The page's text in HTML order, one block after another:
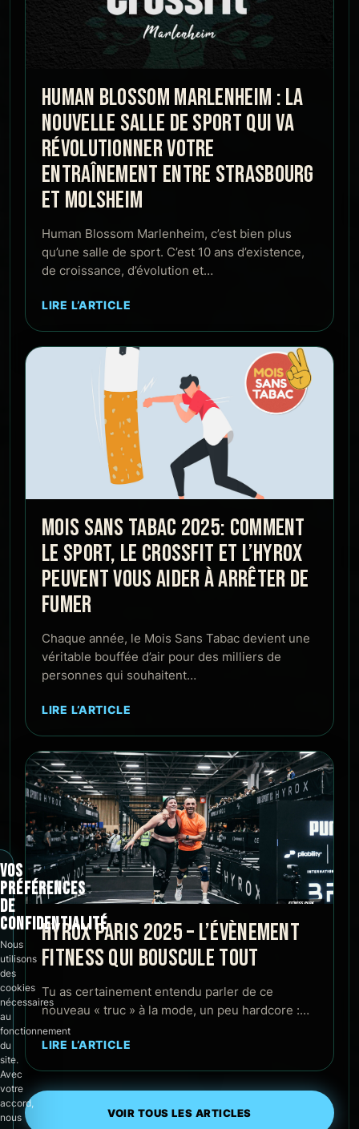
HUMAN BLOSSOM MARLENHEIM : LA
NOUVELLE SALLE DE SPORT QUI VA
RÉVOLUTIONNER VOTRE
ENTRAÎNEMENT ENTRE STRASBOURG
ET MOLSHEIM
Human Blossom Marlenheim, c’est bien plus
qu’une salle de sport. C’est 10 ans d’existence,
de croissance, d’évolution et…
LIRE L’ARTICLE
MOIS SANS TABAC 2025: COMMENT
LE SPORT, LE CROSSFIT ET L’HYROX
PEUVENT VOUS AIDER À ARRÊTER DE
FUMER
Chaque année, le Mois Sans Tabac devient une
véritable bouffée d’air pour des milliers de
personnes qui souhaitent…
LIRE L’ARTICLE
HYROX PARIS 2025 – L’ÉVÈNEMENT
FITNESS QUI BOUSCULE TOUT
Tu as certainement entendu parler de ce
nouveau « truc » à la mode, un peu hardcore :…
LIRE L’ARTICLE
VOIR TOUS LES ARTICLES
VOS
PRÉFÉRENCES
DE
CONFIDENTIALITÉ
Nous
utilisons
des
cookies
nécessaires
au
fonctionnement
du
site.
Avec
votre
accord,
nous